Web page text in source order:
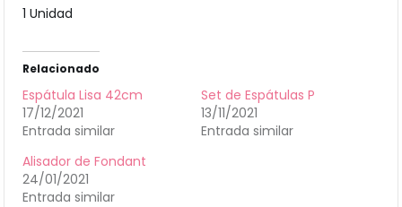
1 Unidad
Relacionado
Espátula Lisa 42cm
17/12/2021
Entrada similar
Set de Espátulas P
13/11/2021
Entrada similar
Alisador de Fondant
24/01/2021
Entrada similar